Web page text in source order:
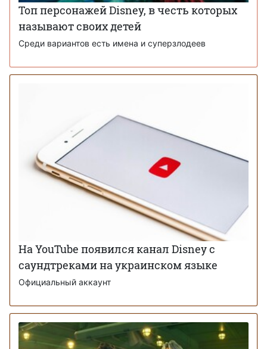
Топ персонажей Disney, в честь которых
называют своих детей
Среди вариантов есть имена и суперзлодеев
На YouTube появился канал Disney с
саундтреками на украинском языке
Официальный аккаунт